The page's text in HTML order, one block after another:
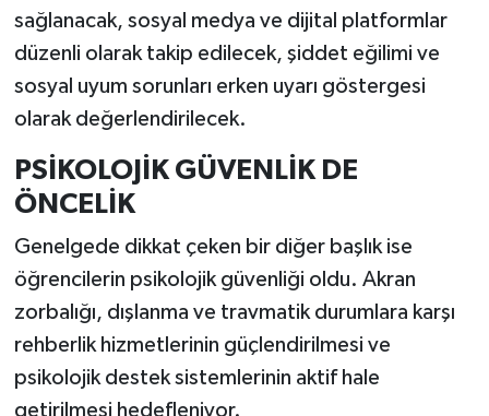
sağlanacak, sosyal medya ve dijital platformlar
düzenli olarak takip edilecek, şiddet eğilimi ve
sosyal uyum sorunları erken uyarı göstergesi
olarak değerlendirilecek.
PSİKOLOJİK GÜVENLİK DE
ÖNCELİK
Genelgede dikkat çeken bir diğer başlık ise
öğrencilerin psikolojik güvenliği oldu. Akran
zorbalığı, dışlanma ve travmatik durumlara karşı
rehberlik hizmetlerinin güçlendirilmesi ve
psikolojik destek sistemlerinin aktif hale
getirilmesi hedefleniyor.